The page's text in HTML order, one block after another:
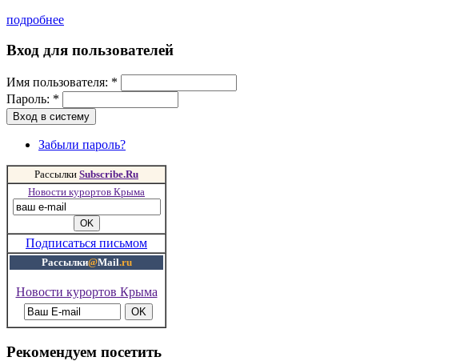
подробнее
Вход для пользователей
Имя пользователя: *
Пароль: *
Забыли пароль?
Рассылки Subscribe.Ru
Новости курортов Крыма
Подписаться письмом
Рассылки@Mail.ru
Новости курортов Крыма
Рекомендуем посетить